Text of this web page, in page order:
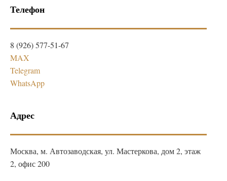
Телефон
8 (926) 577-51-67
MAX
Telegram
WhatsApp
Адрес
Москва, м. Автозаводская, ул. Мастеркова, дом 2, этаж
2, офис 200